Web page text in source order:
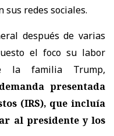
sus redes sociales.
después de varias
el foco su labor
la familia Trump,
presentada
(IRS), que incluía
al presidente y los